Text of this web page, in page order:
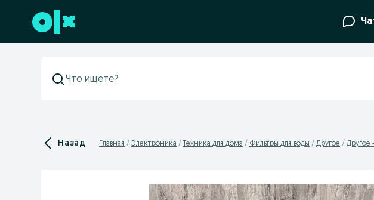
Перейти к нижнему колонтитулу
Назад Главная Электроника Техника для дома Фильтры для воды Другое Другое